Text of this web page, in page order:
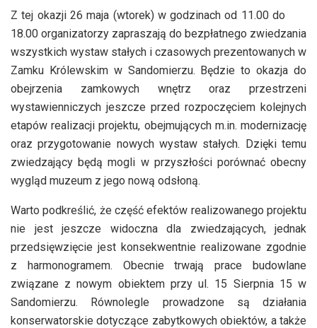
Z tej okazji 26 maja (wtorek) w godzinach od 11.00 do
18.00 organizatorzy zapraszają do bezpłatnego zwiedzania
wszystkich wystaw stałych i czasowych prezentowanych w
Zamku Królewskim w Sandomierzu. Będzie to okazja do
obejrzenia zamkowych wnętrz oraz przestrzeni
wystawienniczych jeszcze przed rozpoczęciem kolejnych
etapów realizacji projektu, obejmujących m.in. modernizację
oraz przygotowanie nowych wystaw stałych. Dzięki temu
zwiedzający będą mogli w przyszłości porównać obecny
wygląd muzeum z jego nową odsłoną.
Warto podkreślić, że część efektów realizowanego projektu
nie jest jeszcze widoczna dla zwiedzających, jednak
przedsięwzięcie jest konsekwentnie realizowane zgodnie
z harmonogramem. Obecnie trwają prace budowlane
związane z nowym obiektem przy ul. 15 Sierpnia 15 w
Sandomierzu. Równolegle prowadzone są działania
konserwatorskie dotyczące zabytkowych obiektów, a także